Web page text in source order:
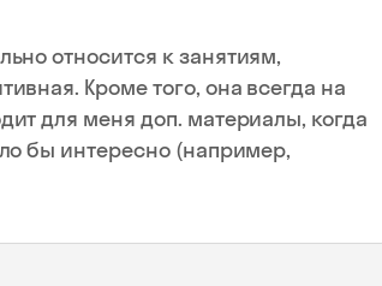
относится к занятиям,
Кроме того, она всегда на
для меня доп. материалы, когда
бы интересно (например,